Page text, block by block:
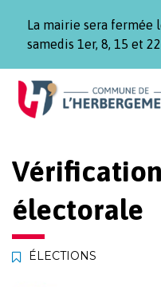
La mairie sera
samedis 1er, 8, 15 et
Aller
Aller
contenu
Aller
pied
électorale
ÉLECTIONS